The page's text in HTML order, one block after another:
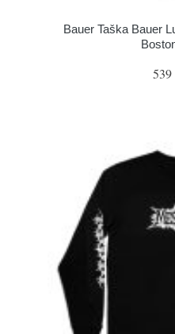
Bauer Taška Bauer